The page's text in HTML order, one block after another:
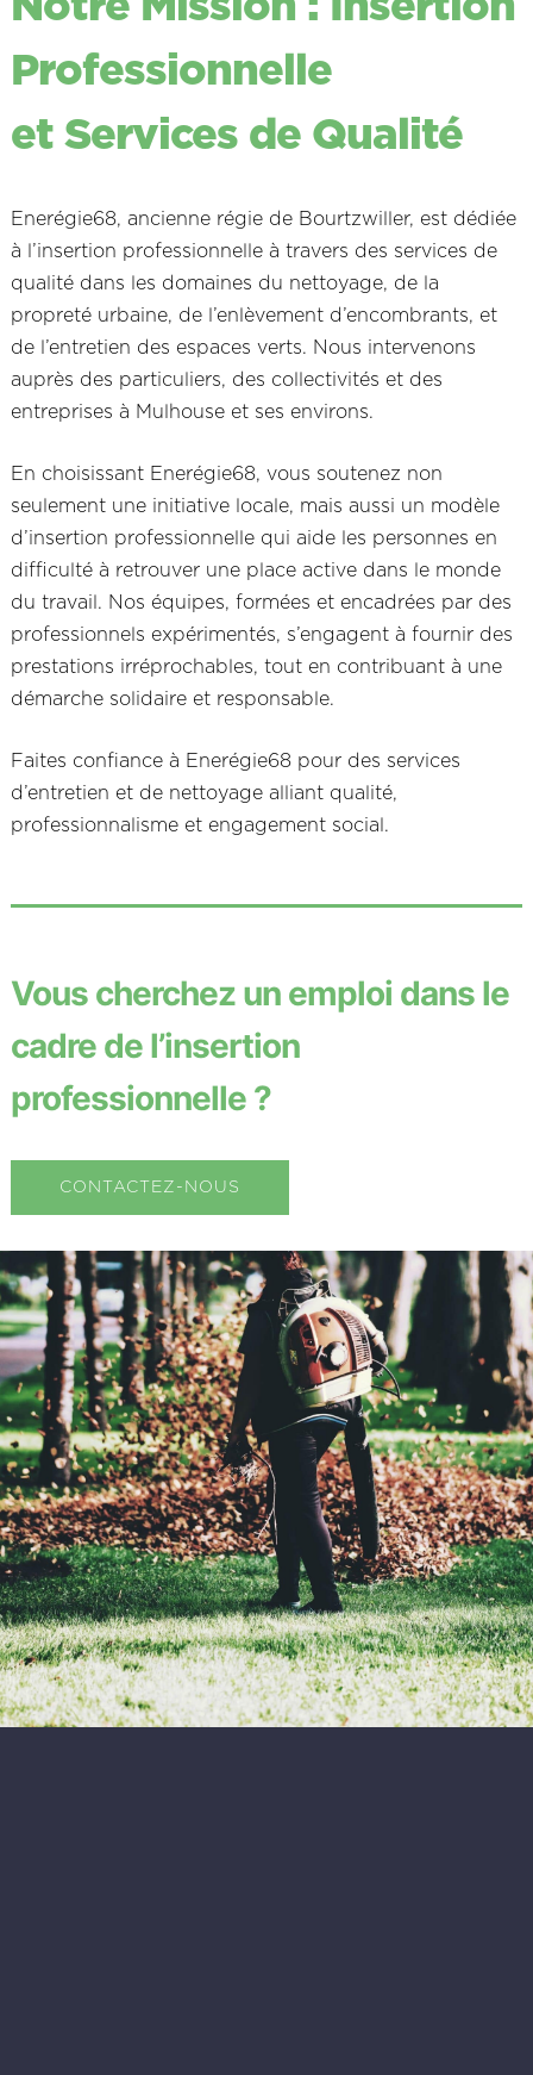
Professionnelle
et Services de Qualité
Enerégie68, ancienne régie de Bourtzwiller, est dédiée
à l’insertion professionnelle à travers des services de
qualité dans les domaines du nettoyage, de la
propreté urbaine, de l’enlèvement d’encombrants, et
de l’entretien des espaces verts. Nous intervenons
auprès des particuliers, des collectivités et des
entreprises à Mulhouse et ses environs.
En choisissant Enerégie68, vous soutenez non
seulement une initiative locale, mais aussi un modèle
d’insertion professionnelle qui aide les personnes en
difficulté à retrouver une place active dans le monde
du travail. Nos équipes, formées et encadrées par des
professionnels expérimentés, s’engagent à fournir des
prestations irréprochables, tout en contribuant à une
démarche solidaire et responsable.
Faites confiance à Enerégie68 pour des services
d’entretien et de nettoyage alliant qualité,
professionnalisme et engagement social.
Vous cherchez un emploi dans le
cadre de l’insertion
professionnelle ?
CONTACTEZ-NOUS